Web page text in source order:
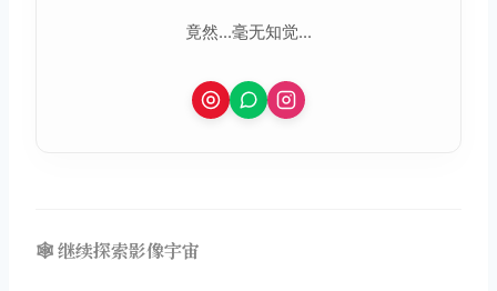
竟然...毫无知觉...
🕸️ 继续探索影像宇宙